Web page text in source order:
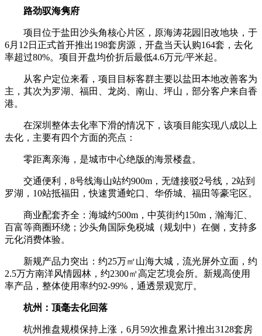
路劲驭海隽府
项目位于盐田沙头角核心片区，原海涛花园旧改地块，于
6月12日正式首开推出198套房源，开盘当天认购164套，去化
率超过80%。项目开盘均价折后最低4.6万元/平米起。
从客户定位来看，项目目标客群主要以盐田本地改善客为
主，其次为罗湖、福田、龙岗、南山、坪山，部分客户来自香
港。
在深圳整体去化率下滑的情况下，该项目能实现八成以上
去化，主要有四个方面的亮点：
零距离亲海，是城市中心绝版的海景楼盘。
交通便利，8号线海山站约900m，无缝接驳2号线，2站到
罗湖，10站抵福田，快速贯通蛇口、华侨城、福田等豪宅区。
商业配套齐全：海城约500m，中英街约150m，瀚海汇、
百富等商圈环绕；沙头角国际免税城（规划中）在侧，支持多
元化消费体验。
新规产品力突出：约25万㎡山海大城，流光屏外立面，约
2.5万方南洋风情园林，约2300㎡高定艺境会所。新规高使用
率产品，整体使用率约92-99%，通透景观宽厅。
杭州：顶毫去化回落
杭州推盘规模保持上涨，6月59次推盘累计推出3128套房